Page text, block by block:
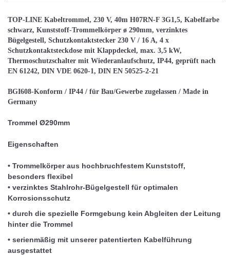
TOP-LINE Kabeltrommel, 230 V, 40m H07RN-F 3G1,5, Kabelfarbe
schwarz, Kunststoff-Trommelkörper ø 290mm, verzinktes
Bügelgestell, Schutzkontaktstecker 230 V / 16 A, 4 x
Schutzkontaktsteckdose mit Klappdeckel, max. 3,5 kW,
Thermoschutzschalter mit Wiederanlaufschutz, IP44, geprüft nach
EN 61242, DIN VDE 0620-1, DIN EN 50525-2-21
BGI608-Konform / IP44 / für Bau/Gewerbe zugelassen / Made in
Germany
Trommel Ø290mm
Eigenschaften
• Trommelkörper aus hochbruchfestem Kunststoff,
besonders flexibel
• verzinktes Stahlrohr-Bügelgestell für optimalen
Korrosionsschutz
• durch die spezielle Formgebung kein Abgleiten der Leitung
hinter die Trommel
• serienmäßig mit unserer patentierten Kabelführung
ausgestattet